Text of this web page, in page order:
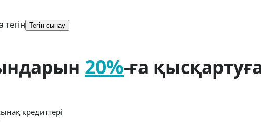
тегін Тегін сынау
20%-ға
кредиттері